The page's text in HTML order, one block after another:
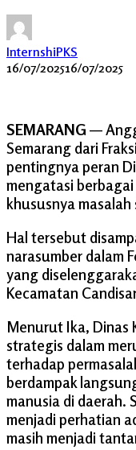
InternshiPKS
16/07/202516/07/2025
SEMARANG —
Semarang dari
pentingnya peran
mengatasi
khususnya
Hal tersebut
narasumber dalam
yang
Kecamatan
Menurut Ika, Dinas
strategis dalam
terhadap
berdampak
manusia di daerah.
menjadi perhatian
masih menjadi